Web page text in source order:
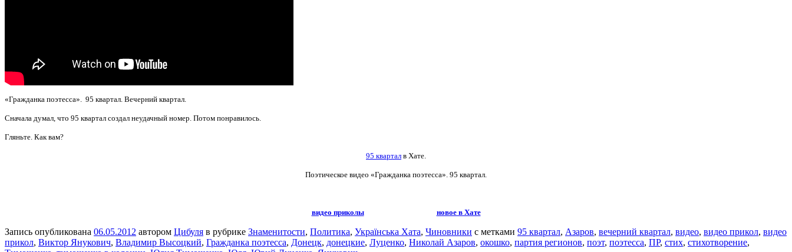
«Гражданка поэтесса». 95 квартал. Вечерний квартал.
Сначала думал, что 95 квартал создал неудачный номер. Потом понравилось.
Гляньте. Как вам?
95 квартал в Хате.
Поэтическое видео «Гражданка поэтесса». 95 квартал.
видео приколы новое в Хате
Запись опубликована 06.05.2012 автором Цибуля в рубрике Знаменитости, Политика, Українська Хата, Чиновники с метками 95 квартал, Азаров, вечерний квартал, видео, видео прикол, видео
прикол, Виктор Янукович, Владимир Высоцкий, Гражданка поэтесса, Донецк, донецкие, Луценко, Николай Азаров, окошко, партия регионов, поэт, поэтесса, ПР, стих, стихотворение,